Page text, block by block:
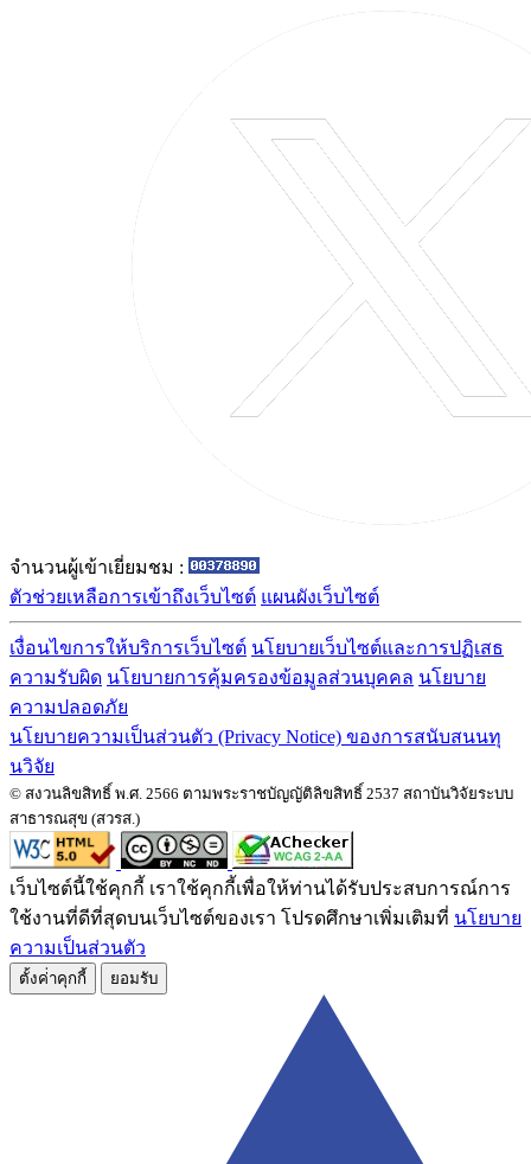
จำนวนผู้เข้าเยี่ยมชม :
ตัวช่วยเหลือการเข้าถึงเว็บไซต์ แผนผังเว็บไซต์
เงื่อนไขการให้บริการเว็บไซต์ นโยบายเว็บไซต์และการปฏิเสธ
ความรับผิด นโยบายการคุ้มครองข้อมูลส่วนบุคคล นโยบาย
ความปลอดภัย
นโยบายความเป็นส่วนตัว (Privacy Notice) ของการสนับสนนทุ
นวิจัย
© สงวนลิขสิทธิ์ พ.ศ. 2566 ตามพระราชบัญญัติลิขสิทธิ์ 2537 สถาบันวิจัยระบบ
สาธารณสุข (สวรส.)
เว็บไซต์นี้ใช้คุกกี้ เราใช้คุกกี้เพื่อให้ท่านได้รับประสบการณ์การ
ใช้งานที่ดีที่สุดบนเว็บไซต์ของเรา โปรดศึกษาเพิ่มเติมที่ นโยบาย
ความเป็นส่วนตัว
ตั้งค่่าคุกกี้ ยอมรับ